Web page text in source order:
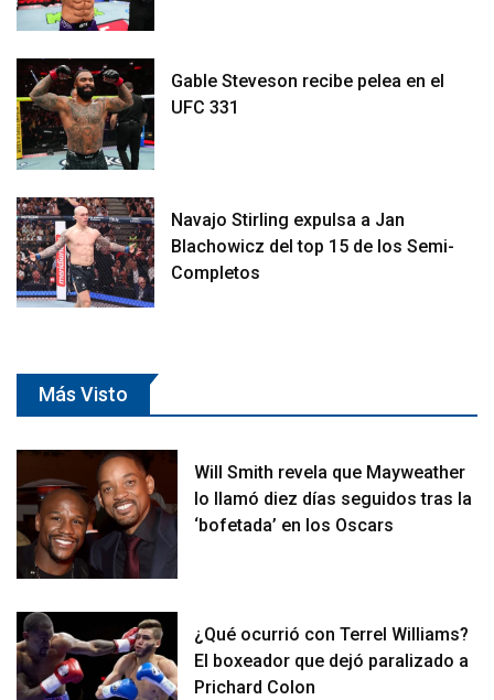
Gable Steveson recibe pelea en el
UFC 331
Navajo Stirling expulsa a Jan
Blachowicz del top 15 de los Semi-
Completos
Más Visto
Will Smith revela que Mayweather
lo llamó diez días seguidos tras la
‘bofetada’ en los Oscars
¿Qué ocurrió con Terrel Williams?
El boxeador que dejó paralizado a
Prichard Colon